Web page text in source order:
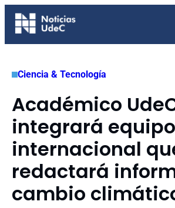
Saltar
Ciencia & Tecnología
Académico
integrará equipo
internacional
redactará
cambio